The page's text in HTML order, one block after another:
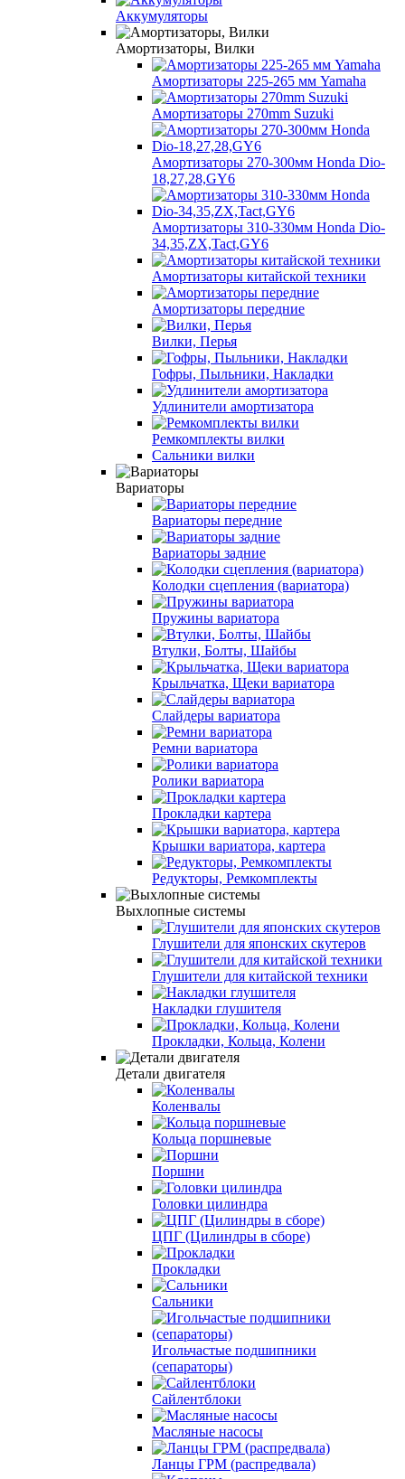
Аккумуляторы
Амортизаторы, Вилки
Амортизаторы 225-265 мм Yamaha
Амортизаторы 270mm Suzuki
Амортизаторы 270-300мм Honda Dio-
18,27,28,GY6
Амортизаторы 310-330мм Honda Dio-
34,35,ZX,Tact,GY6
Амортизаторы китайской техники
Амортизаторы передние
Вилки, Перья
Гофры, Пыльники, Накладки
Удлинители амортизатора
Ремкомплекты вилки
Сальники вилки
Вариаторы
Вариаторы передние
Вариаторы задние
Колодки сцепления (вариатора)
Пружины вариатора
Втулки, Болты, Шайбы
Крыльчатка, Щеки вариатора
Слайдеры вариатора
Ремни вариатора
Ролики вариатора
Прокладки картера
Крышки вариатора, картера
Редукторы, Ремкомплекты
Выхлопные системы
Глушители для японских скутеров
Глушители для китайской техники
Накладки глушителя
Прокладки, Кольца, Колени
Детали двигателя
Коленвалы
Кольца поршневые
Поршни
Головки цилиндра
ЦПГ (Цилиндры в сборе)
Прокладки
Сальники
Игольчастые подшипники
(сепараторы)
Сайлентблоки
Масляные насосы
Ланцы ГРМ (распредвала)